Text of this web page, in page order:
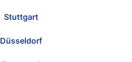
Stuttgart
Düsseldorf